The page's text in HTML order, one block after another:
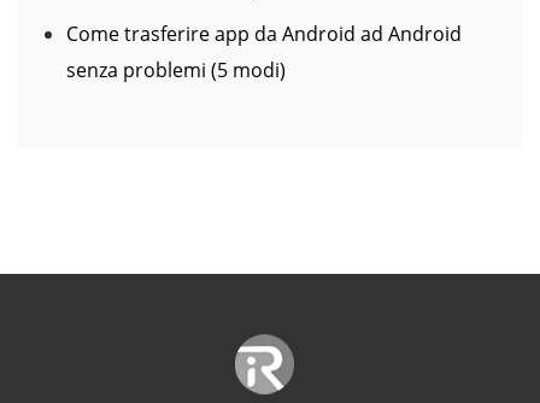
Come trasferire app da Android ad Android
senza problemi (5 modi)